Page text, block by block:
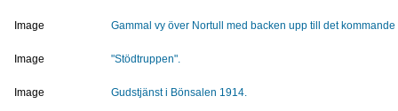
Image Gammal vy över Nortull med backen upp till det
Image "Stödtruppen".
Image Gudstjänst i Bönsalen 1914.